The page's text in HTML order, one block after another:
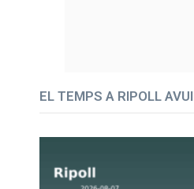
EL TEMPS A RIPOLL AVUI